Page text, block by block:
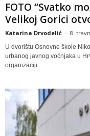
FOTO “Svatko
Velikoj Gorici
Katarina Drvodelić - 8.
U dvorištu Osnovne škole
urbanog javnog voćnjaka u
organizaciji...